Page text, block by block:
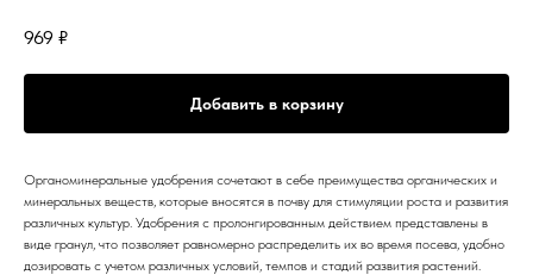
969 ₽
Добавить в корзину
Органоминеральные удобрения сочетают в себе преимущества органических и
минеральных веществ, которые вносятся в почву для стимуляции роста и развития
различных культур. Удобрения с пролонгированным действием представлены в
виде гранул, что позволяет равномерно распределить их во время посева, удобно
дозировать с учетом различных условий, темпов и стадий развития растений.